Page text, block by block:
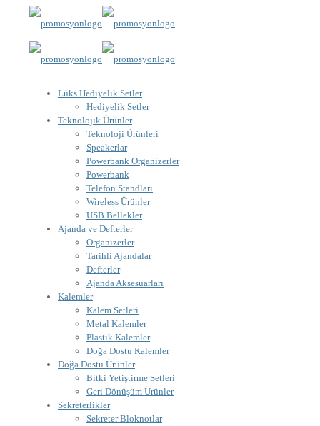
Lüks Hediyelik Setler
Hediyelik Setler
Teknolojik Ürünler
Teknoloji Ürünleri
Speakerlar
Powerbank Organizerler
Powerbank
Telefon Standları
Wireless Ürünler
USB Bellekler
Ajanda ve Defterler
Organizerler
Tarihli Ajandalar
Defterler
Ajanda Aksesuarları
Kalemler
Kalem Setleri
Metal Kalemler
Plastik Kalemler
Doğa Dostu Kalemler
Doğa Dostu Ürünler
Bitki Yetiştirme Setleri
Geri Dönüşüm Ürünler
Sekreterlikler
Sekreter Bloknotlar